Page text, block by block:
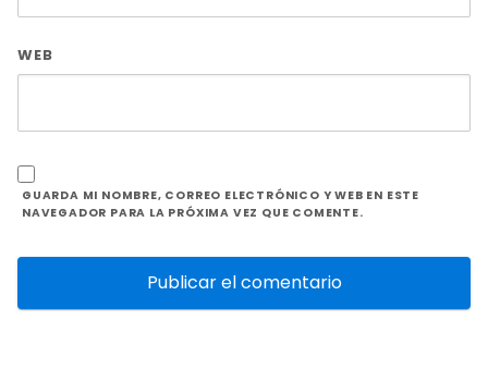
WEB
GUARDA MI NOMBRE, CORREO ELECTRÓNICO Y WEB EN ESTE
NAVEGADOR PARA LA PRÓXIMA VEZ QUE COMENTE.